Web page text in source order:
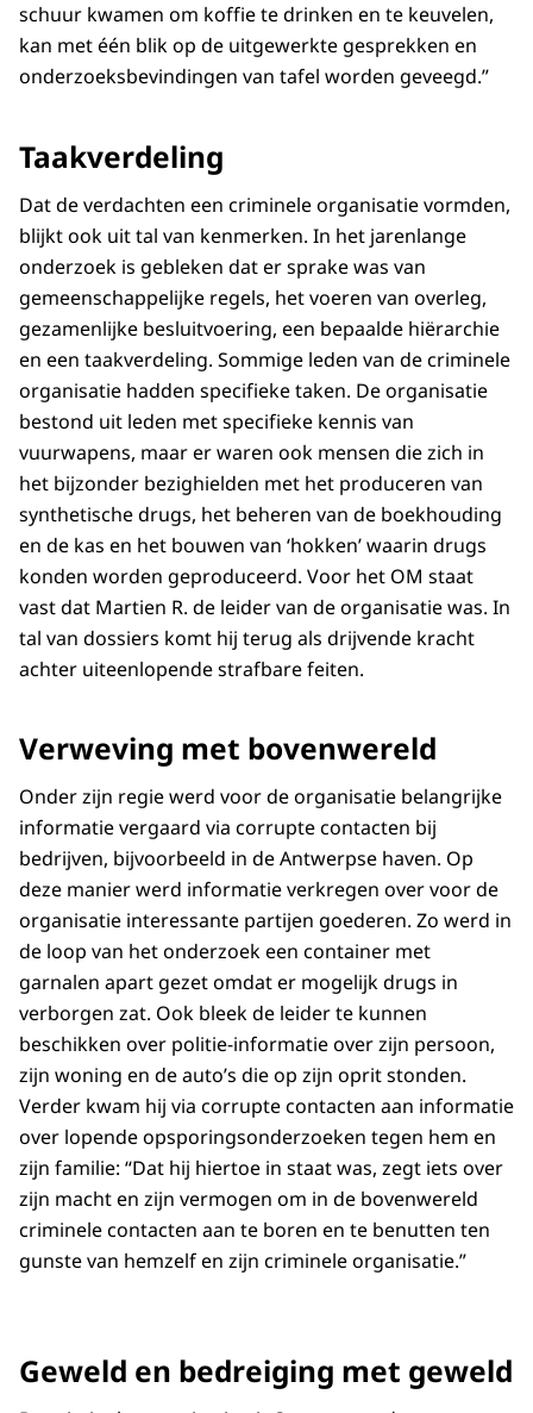
schuur kwamen om koffie te drinken en te keuvelen,
kan met één blik op de uitgewerkte gesprekken en
onderzoeksbevindingen van tafel worden geveegd.”
Taakverdeling
Dat de verdachten een criminele organisatie vormden,
blijkt ook uit tal van kenmerken. In het jarenlange
onderzoek is gebleken dat er sprake was van
gemeenschappelijke regels, het voeren van overleg,
gezamenlijke besluitvoering, een bepaalde hiërarchie
en een taakverdeling. Sommige leden van de criminele
organisatie hadden specifieke taken. De organisatie
bestond uit leden met specifieke kennis van
vuurwapens, maar er waren ook mensen die zich in
het bijzonder bezighielden met het produceren van
synthetische drugs, het beheren van de boekhouding
en de kas en het bouwen van ‘hokken’ waarin drugs
konden worden geproduceerd. Voor het OM staat
vast dat Martien R. de leider van de organisatie was. In
tal van dossiers komt hij terug als drijvende kracht
achter uiteenlopende strafbare feiten.
Verweving met bovenwereld
Onder zijn regie werd voor de organisatie belangrijke
informatie vergaard via corrupte contacten bij
bedrijven, bijvoorbeeld in de Antwerpse haven. Op
deze manier werd informatie verkregen over voor de
organisatie interessante partijen goederen. Zo werd in
de loop van het onderzoek een container met
garnalen apart gezet omdat er mogelijk drugs in
verborgen zat. Ook bleek de leider te kunnen
beschikken over politie-informatie over zijn persoon,
zijn woning en de auto’s die op zijn oprit stonden.
Verder kwam hij via corrupte contacten aan informatie
over lopende opsporingsonderzoeken tegen hem en
zijn familie: “Dat hij hiertoe in staat was, zegt iets over
zijn macht en zijn vermogen om in de bovenwereld
criminele contacten aan te boren en te benutten ten
gunste van hemzelf en zijn criminele organisatie.”
Geweld en bedreiging met geweld